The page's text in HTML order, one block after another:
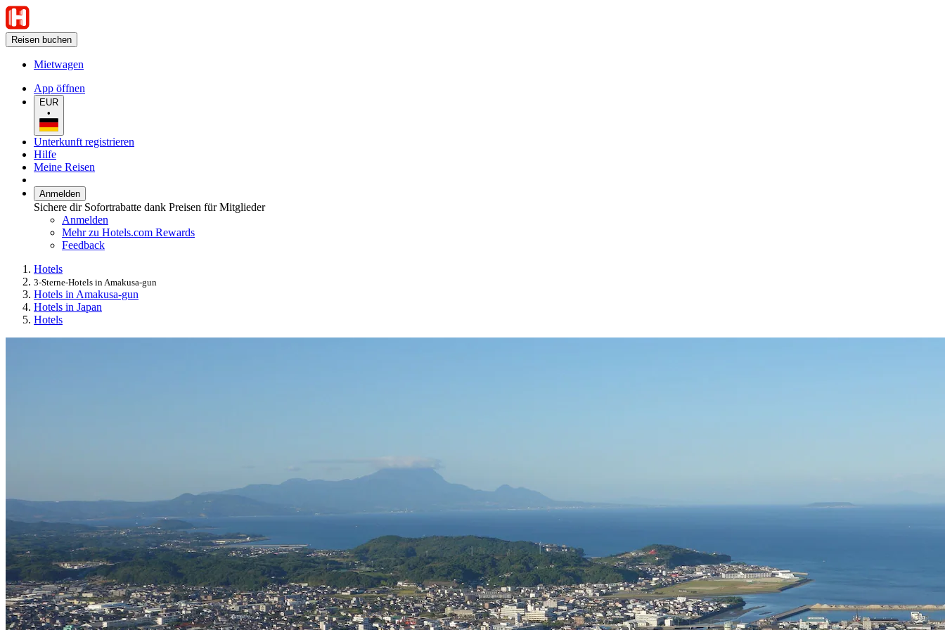
Reisen buchen
Mietwagen
App öffnen
EUR
•
Unterkunft registrieren
Hilfe
Meine Reisen
Anmelden
Sichere dir Sofortrabatte dank Preisen für Mitglieder
Anmelden
Mehr zu Hotels.com Rewards
Feedback
Hotels
3-Sterne-Hotels in Amakusa-gun
Hotels in Amakusa-gun
Hotels in Japan
Hotels